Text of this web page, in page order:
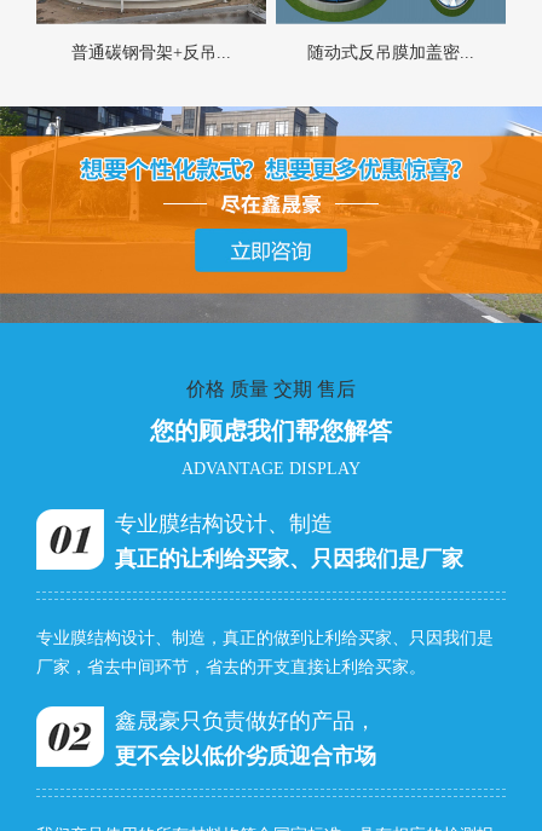
普通碳钢骨架+反吊... 随动式反吊膜加盖密...
价格 质量 交期 售后
您的顾虑我们帮您解答
ADVANTAGE DISPLAY
专业膜结构设计、制造
真正的让利给买家、只因我们是厂家
专业膜结构设计、制造，真正的做到让利给买家、只因我们是
厂家，省去中间环节，省去的开支直接让利给买家。
鑫晟豪只负责做好的产品，
更不会以低价劣质迎合市场